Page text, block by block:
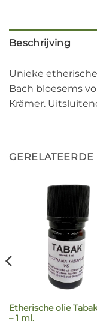
Beschrijving
Unieke
Bach bloesems
Krämer.
Etherische olie
– 1 ml.